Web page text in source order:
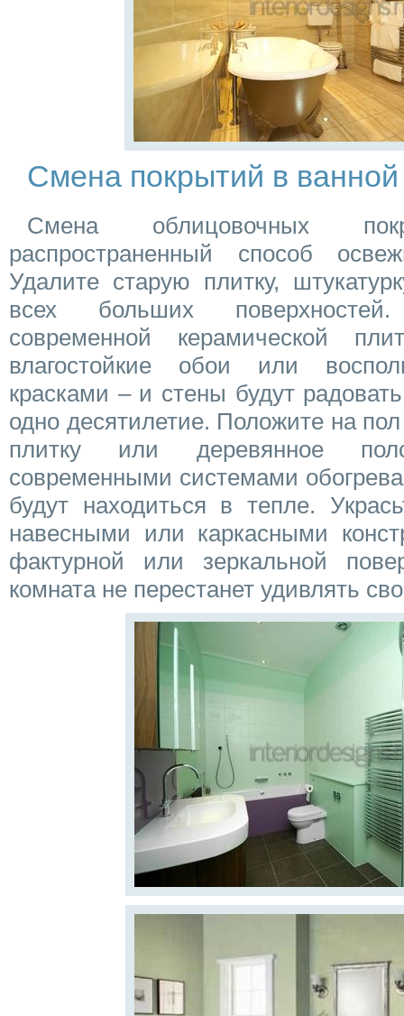
Смена покрытий в ванной
Смена облицовочных
распространенный способ
Удалите старую плитку,
всех больших
современной керамической
влагостойкие обои или
красками – и стены будут
одно десятилетие. Положите на
плитку или деревянное
современными системами
будут находиться в тепле.
навесными или каркасными
фактурной или зеркальной
комната не перестанет удивлять